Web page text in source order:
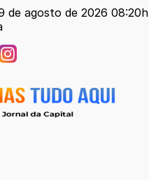
de agosto de 2026 08:20h